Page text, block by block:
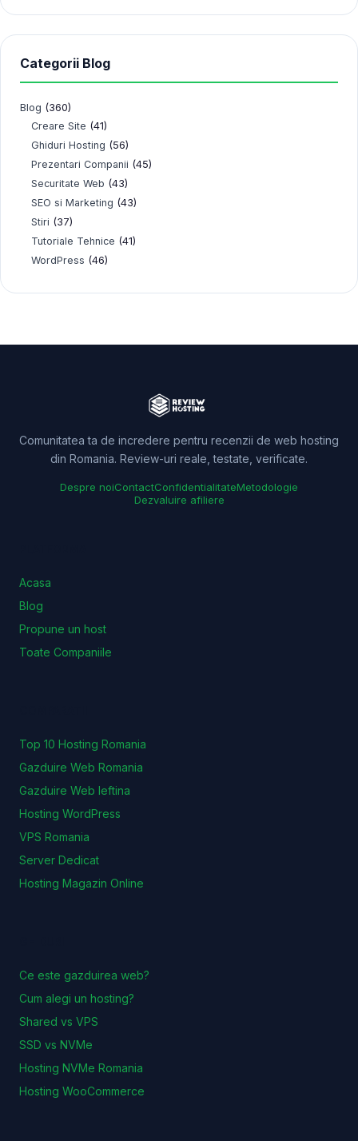
Categorii Blog
Blog (360)
Creare Site (41)
Ghiduri Hosting (56)
Prezentari Companii (45)
Securitate Web (43)
SEO si Marketing (43)
Stiri (37)
Tutoriale Tehnice (41)
WordPress (46)
Comunitatea ta de incredere pentru recenzii de web hosting
din Romania. Review-uri reale, testate, verificate.
Despre noiContactConfidentialitateMetodologie
Dezvaluire afiliere
Acasa
Blog
Propune un host
Toate Companiile
Top 10 Hosting Romania
Gazduire Web Romania
Gazduire Web Ieftina
Hosting WordPress
VPS Romania
Server Dedicat
Hosting Magazin Online
Ce este gazduirea web?
Cum alegi un hosting?
Shared vs VPS
SSD vs NVMe
Hosting NVMe Romania
Hosting WooCommerce